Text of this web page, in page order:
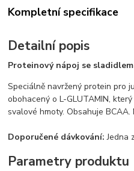
Kompletní specifikace
Detailní popis
Proteinový nápoj se
Speciálně navržený protein pro
obohacený o L-GLUTAMIN,
svalové hmoty. Obsahuje
Doporučené dávkování: Jedna
Parametry produktu